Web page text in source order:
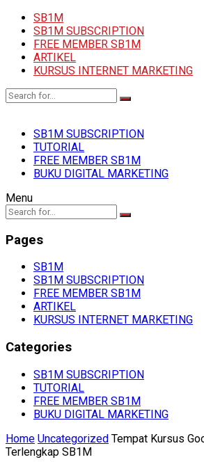
SB1M
SB1M SUBSCRIPTION
FREE MEMBER SB1M
ARTIKEL
KURSUS INTERNET MARKETING
SB1M SUBSCRIPTION
TUTORIAL
FREE MEMBER SB1M
BUKU DIGITAL MARKETING
Menu
Pages
SB1M
SB1M SUBSCRIPTION
FREE MEMBER SB1M
ARTIKEL
KURSUS INTERNET MARKETING
Categories
SB1M SUBSCRIPTION
TUTORIAL
FREE MEMBER SB1M
BUKU DIGITAL MARKETING
Home Uncategorized Tempat Kursus
Terlengkap SB1M